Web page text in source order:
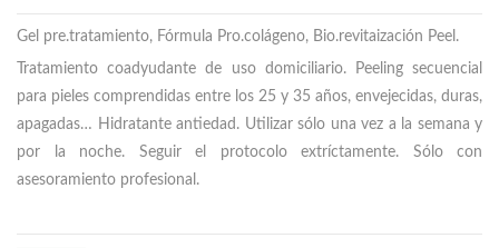
Gel pre.tratamiento, Fórmula Pro.colágeno, Bio.revitaización Peel.
Tratamiento coadyudante de uso domiciliario. Peeling secuencial
para pieles comprendidas entre los 25 y 35 años, envejecidas, duras,
apagadas… Hidratante antiedad. Utilizar sólo una vez a la semana y
por la noche. Seguir el protocolo extríctamente. Sólo con
asesoramiento profesional.